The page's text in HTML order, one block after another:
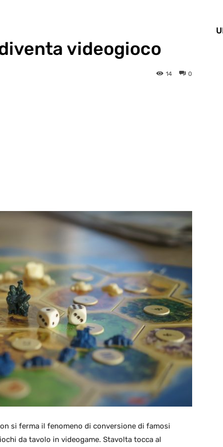
videogioco
0
14
si ferma il fenomeno di conversione di famosi
da tavolo in videogame. Stavolta tocca al